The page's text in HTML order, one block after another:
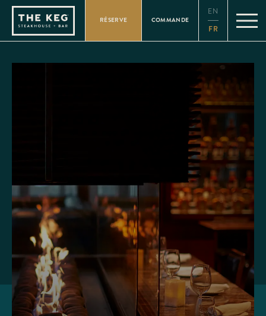
Please
note:
website
includes
accessibility
RÉSERVE COMMANDE
EN
FR